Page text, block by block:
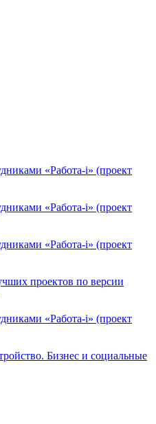
«Работа-i» (проект
«Работа-i» (проект
«Работа-i» (проект
проектов по версии
«Работа-i» (проект
Бизнес и социальные